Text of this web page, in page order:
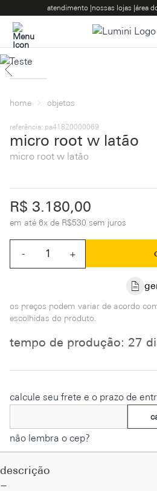
atendimento |nossas lojas |área
home objetos
referência: pa41820000069
micro root w latão
micro root w latão
R$ 3.180,00
em até 6x de R$530 sem juros
- +
os preços podem variar de acordo
escolhidas do produto.
tempo de produção: 27
calcule seu frete e o prazo de
não lembra o cep?
descrição